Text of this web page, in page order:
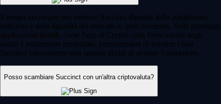
Il tempo necessario per vendere Succinct dipende dalla piattaforma
utilizzata e dalla liquidità del mercato in quel momento. Sulle principali
applicazioni mobili, come l'app di Crypto.com, l'esecuzione degli
ordini è solitamente immediata, permettendoti di vendere i tuoi
Succinct velocemente non appena decidi di avviare l'operazione.
Posso scambiare Succinct con un'altra criptovaluta?